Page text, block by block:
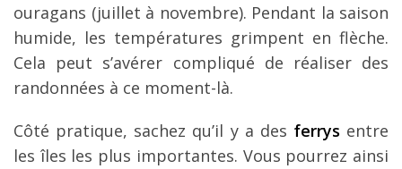
ouragans (juillet à novembre). Pendant la saison
humide, les températures grimpent en flèche.
Cela peut s’avérer compliqué de réaliser des
randonnées à ce moment-là.
Côté pratique, sachez qu’il y a des ferrys entre
les îles les plus importantes. Vous pourrez ainsi